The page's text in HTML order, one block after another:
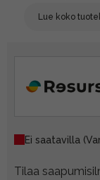
Lue koko
Ei saatavilla
Tilaa